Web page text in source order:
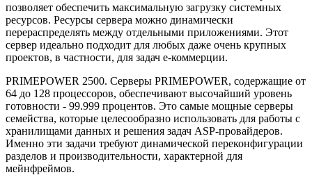
позволяет обеспечить максимальную загрузку системных
ресурсов. Ресурсы сервера можно динамически
перераспределять между отдельными приложениями. Этот
сервер идеально подходит для любых даже очень крупных
проектов, в частности, для задач е-коммерции.
PRIMEPOWER 2500. Серверы PRIMEPOWER, содержащие от
64 до 128 процессоров, обеспечивают высочайший уровень
готовности - 99.999 процентов. Это самые мощные серверы
семейства, которые целесообразно использовать для работы с
хранилищами данных и решения задач ASP-провайдеров.
Именно эти задачи требуют динамической переконфигурации
разделов и производительности, характерной для
мейнфреймов.